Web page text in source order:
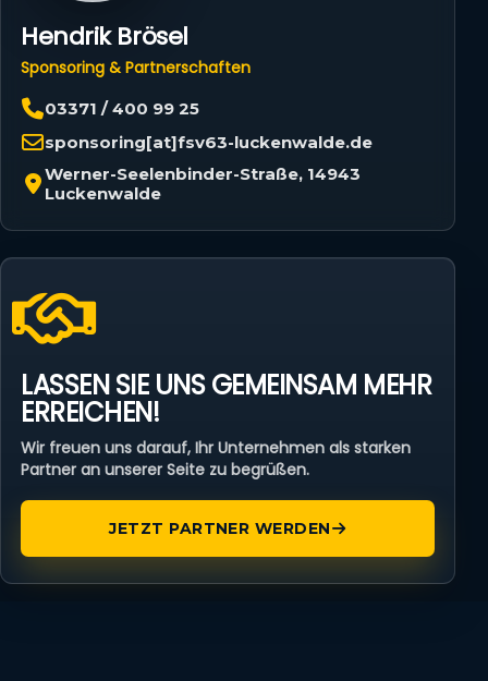
Hendrik Brösel
Sponsoring & Partnerschaften
03371 / 400 99 25
sponsoring[at]fsv63-luckenwalde.de
Werner-Seelenbinder-Straße, 14943
Luckenwalde
LASSEN SIE UNS GEMEINSAM MEHR
ERREICHEN!
Wir freuen uns darauf, Ihr Unternehmen als starken
Partner an unserer Seite zu begrüßen.
JETZT PARTNER WERDEN